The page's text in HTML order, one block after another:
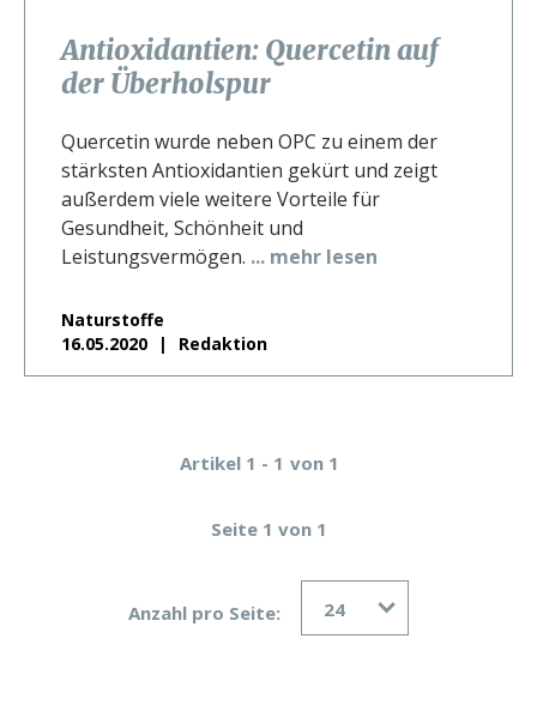
Antioxidantien: Quercetin auf
der Überholspur
Quercetin wurde neben OPC zu einem der
stärksten Antioxidantien gekürt und zeigt
außerdem viele weitere Vorteile für
Gesundheit, Schönheit und
Leistungsvermögen. ... mehr lesen
Naturstoffe
16.05.2020
Redaktion
Artikel 1 - 1 von 1
Seite 1 von 1
Anzahl pro Seite: 24